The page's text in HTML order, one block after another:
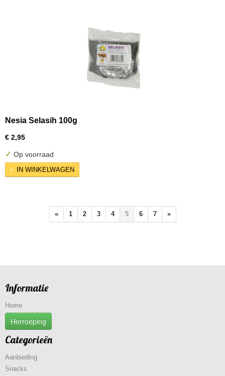
Nesia Selasih 100g
€ 2,95
✓ Op voorraad
IN WINKELWAGEN
« 1 2 3 4 5 6 7 »
Informatie
Home
Herroeping
Categorieën
Aanbieding
Snacks